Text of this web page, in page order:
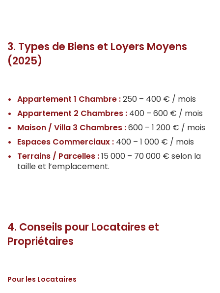
3. Types de Biens et Loyers Moyens
(2025)
Appartement 1 Chambre :250 – 400 € / mois
Appartement 2 Chambres : 400 – 600 € / mois
Maison / Villa 3 Chambres :600 – 1 200 € / mois
Espaces Commerciaux : 400 – 1 000 € / mois
Terrains / Parcelles :15 000 – 70 000 € selon la
taille et l’emplacement.
4. Conseils pour Locataires et
Propriétaires
Pour les Locataires